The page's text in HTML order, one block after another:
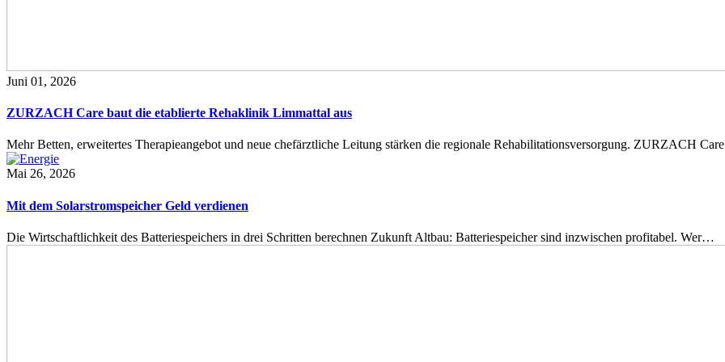
Juni 01, 2026
ZURZACH Care baut die etablierte Rehaklinik Limmattal aus
Mehr Betten, erweitertes Therapieangebot und neue chefärztliche Leitung stärken die regionale Rehabilitationsversorgung. ZURZACH
Mai 26, 2026
Mit dem Solarstromspeicher Geld verdienen
Die Wirtschaftlichkeit des Batteriespeichers in drei Schritten berechnen Zukunft Altbau: Batteriespeicher sind inzwischen profitabel. Wer…